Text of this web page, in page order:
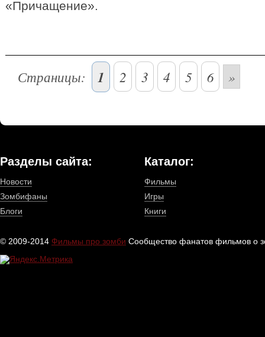
«Причащение».
Страницы: 1 2 3 4 5 6 »
Разделы сайта:
Новости
Зомбифаны
Блоги
Каталог:
Фильмы
Игры
Книги
© 2009-2014 Фильмы про зомби Сообщество фанатов фильмов о